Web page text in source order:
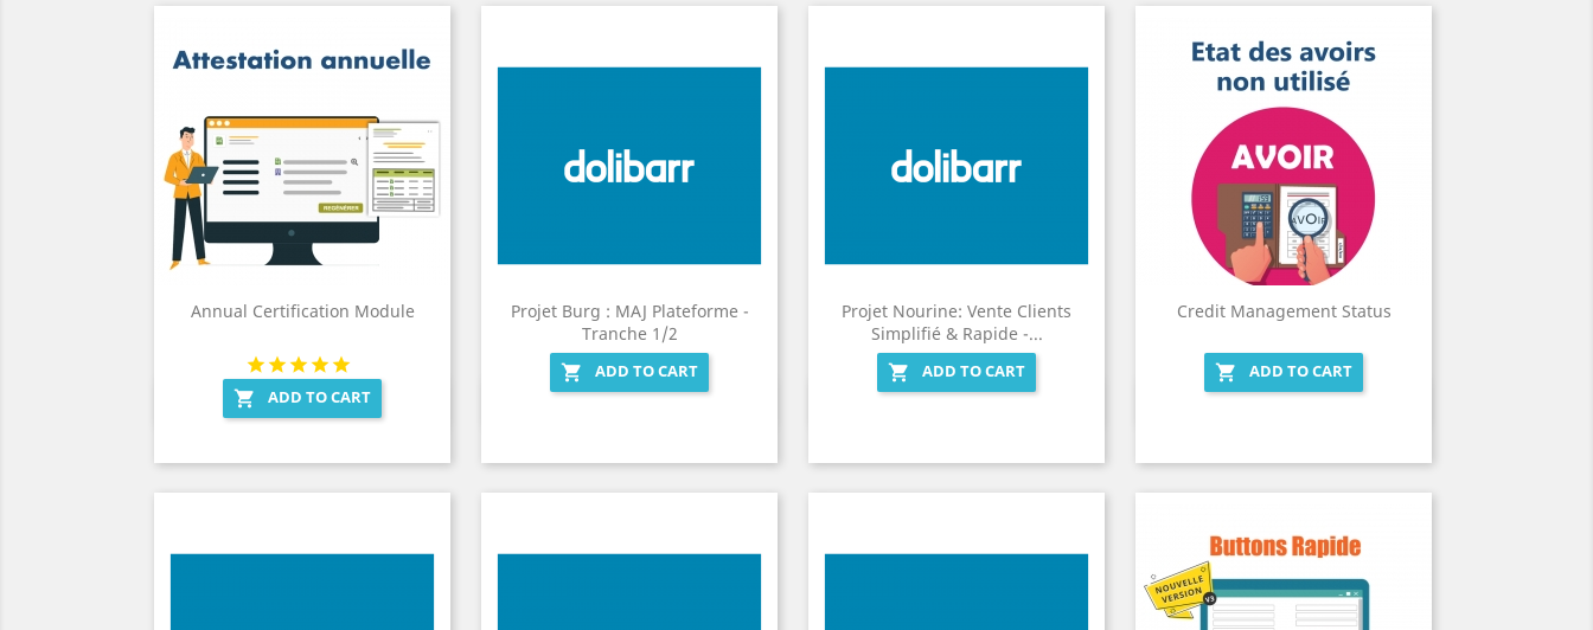
Annual Certification Module
 ADD TO CART
 Quick view
Projet Burg : MAJ Plateforme -
Tranche 1/2

ADD TO CART
Projet Nourine: Vente Clients
Simplifié & Rapide -...

ADD TO CART
Credit Management Status
 ADD TO CART